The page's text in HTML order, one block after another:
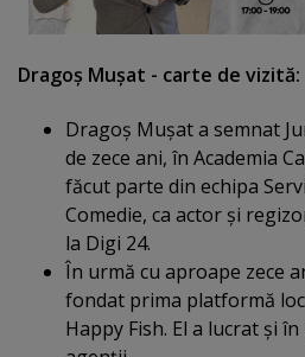
Dragoş Muşat - carte de vizită:
Dragoş Muşat a semnat
de zece ani, în Academia
făcut parte din echipa
Comedie, ca actor şi
la Digi 24.
În urmă cu aproape zece
fondat prima platformă
Happy Fish. El a lucrat şi